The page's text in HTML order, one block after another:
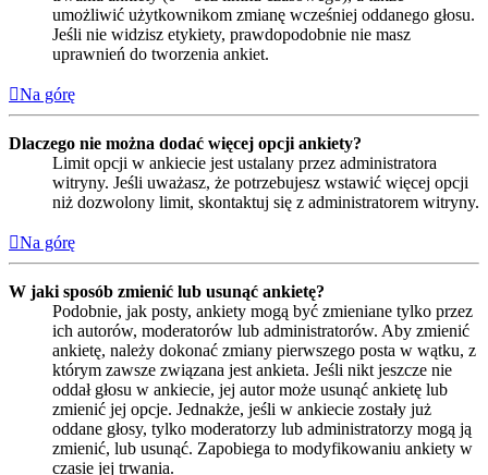
umożliwić użytkownikom zmianę wcześniej oddanego głosu.
Jeśli nie widzisz etykiety, prawdopodobnie nie masz
uprawnień do tworzenia ankiet.
Na górę
Dlaczego nie można dodać więcej opcji ankiety?
Limit opcji w ankiecie jest ustalany przez administratora
witryny. Jeśli uważasz, że potrzebujesz wstawić więcej opcji
niż dozwolony limit, skontaktuj się z administratorem witryny.
Na górę
W jaki sposób zmienić lub usunąć ankietę?
Podobnie, jak posty, ankiety mogą być zmieniane tylko przez
ich autorów, moderatorów lub administratorów. Aby zmienić
ankietę, należy dokonać zmiany pierwszego posta w wątku, z
którym zawsze związana jest ankieta. Jeśli nikt jeszcze nie
oddał głosu w ankiecie, jej autor może usunąć ankietę lub
zmienić jej opcje. Jednakże, jeśli w ankiecie zostały już
oddane głosy, tylko moderatorzy lub administratorzy mogą ją
zmienić, lub usunąć. Zapobiega to modyfikowaniu ankiety w
czasie jej trwania.